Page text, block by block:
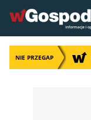
NIE PRZEGAP